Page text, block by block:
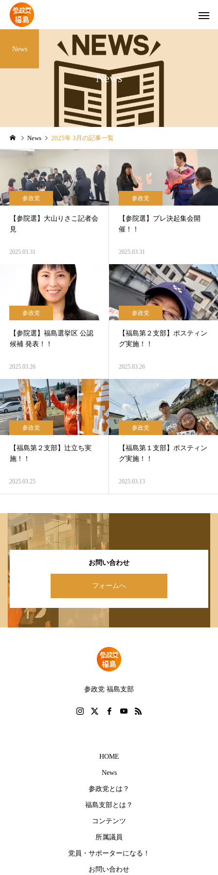
【県連】夏の党員倍増大作
【県連】神谷宗幣代表
日に来福‼
Instagram
News
News
News 2025年 3月の記事一覧
参政党
【参院選】大山りさこ記者会
見
2025.03.31
参政党
【参院選】プレ決起集会開
催！！
2025.03.31
参政党
【参院選】福島選挙区 公認
候補 発表！！
2025.03.26
参政党
【福島第２支部】ポスティン
グ実施！！
2025.03.26
参政党
【福島第２支部】辻立ち実
施！！
2025.03.25
参政党
【福島第１支部】ポスティン
グ実施！！
2025.03.13
お問い合わせ
フォームへ
参政党 福島支部
HOME
News
参政党とは？
福島支部とは？
コンテンツ
所属議員
党員・サポーターになる！
お問い合わせ